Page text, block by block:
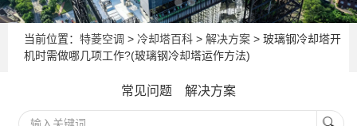
当前位置： 特菱空调 > 冷却塔百科 > 解决方案 > 玻璃钢冷却塔开
机时需做哪几项工作?(玻璃钢冷却塔运作方法)
常见问题 解决方案